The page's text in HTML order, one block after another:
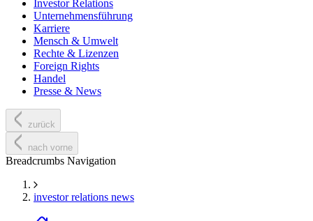
Investor Relations
Unternehmensführung
Karriere
Mensch & Umwelt
Rechte & Lizenzen
Foreign Rights
Handel
Presse & News
zurück
nach vorne
Breadcrumbs Navigation
investor relations news